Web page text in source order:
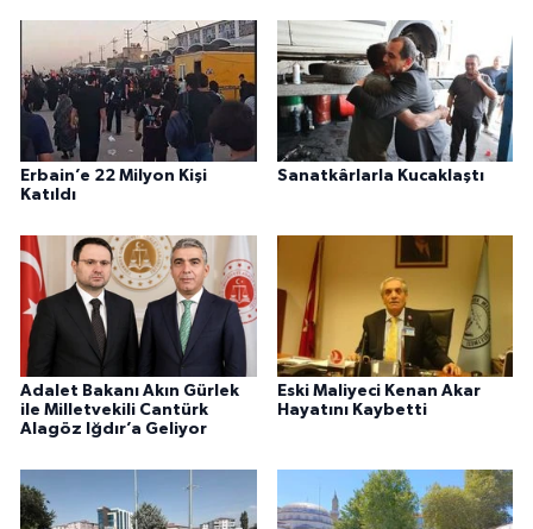
Erbain’e 22 Milyon Kişi
Katıldı
Sanatkârlarla Kucaklaştı
Adalet Bakanı Akın Gürlek
ile Milletvekili Cantürk
Alagöz Iğdır’a Geliyor
Eski Maliyeci Kenan Akar
Hayatını Kaybetti